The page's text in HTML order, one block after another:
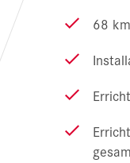
68